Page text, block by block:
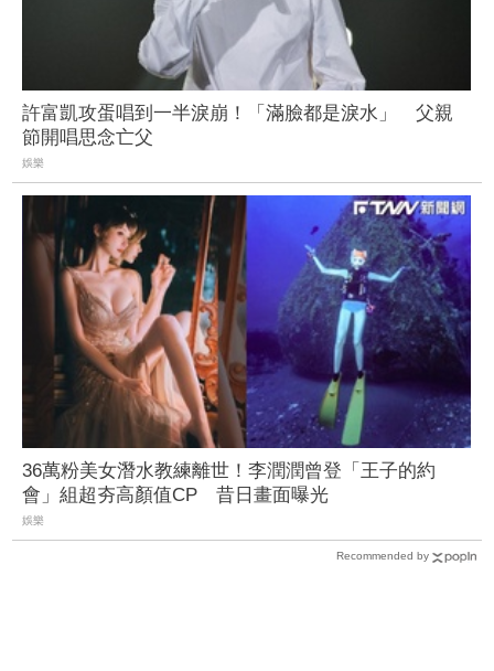
許富凱攻蛋唱到一半淚崩！「滿臉都是淚水」 父親
節開唱思念亡父
娛樂
36萬粉美女潛水教練離世！李潤潤曾登「王子的約
會」組超夯高顏值CP 昔日畫面曝光
娛樂
Recommended by